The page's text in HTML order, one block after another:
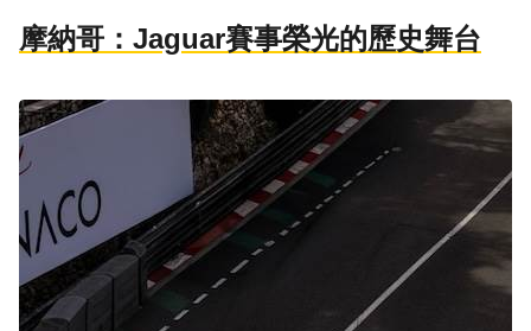
摩納哥：Jaguar賽事榮光的歷史舞台